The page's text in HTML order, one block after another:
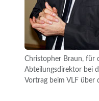
Christopher Braun, für
Abteilungsdirektor bei
Vortrag beim VLF über